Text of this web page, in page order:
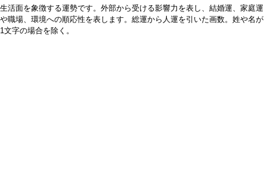
生活面を象徴する運勢です。外部から受ける影響力を表し、結婚運、家庭運
や職場、環境への順応性を表します。総運から人運を引いた画数。姓や名が
1文字の場合を除く。